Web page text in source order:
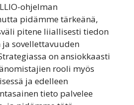
ohjelman
pidämme tärkeänä,
pitene liiallisesti tiedon
sovellettavuuden
on ansiokkaasti
rooli myös
ja edelleen
tieto palvelee